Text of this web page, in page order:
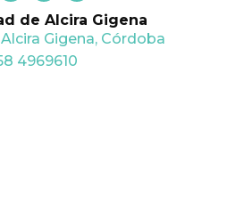
i
t
t
e
r
s
t
a
g
r
a
u
t
u
b
e
de Alcira Gigena
Gigena, Córdoba
4969610